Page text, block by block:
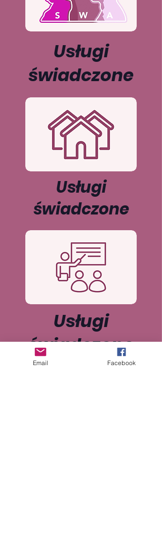
Usługi
świadczone
Usługi
świadczone
Usługi
świadczone
Email Facebook